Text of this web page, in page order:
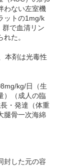
わない左室機
ットの1mg/k
で血清リン
た。
本剤は光毒性
kg/日（生
）（成人の臨
・発達（体重
腿骨一次海綿
封した元の容